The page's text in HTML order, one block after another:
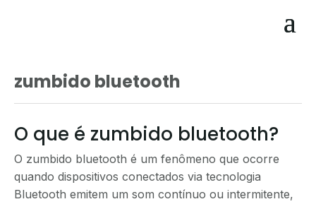
zumbido bluetooth
O que é zumbido bluetooth?
O zumbido bluetooth é um fenômeno que ocorre
quando dispositivos conectados via tecnologia
Bluetooth emitem um som contínuo ou intermitente,